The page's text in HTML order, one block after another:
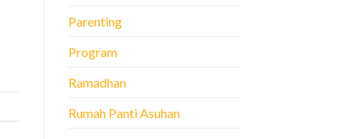
Parenting
Program
Ramadhan
Rumah Panti Asuhan